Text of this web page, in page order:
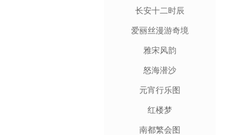
长安十二时辰
爱丽丝漫游奇境
雅宋风韵
怒海潜沙
元宵行乐图
红楼梦
南都繁会图